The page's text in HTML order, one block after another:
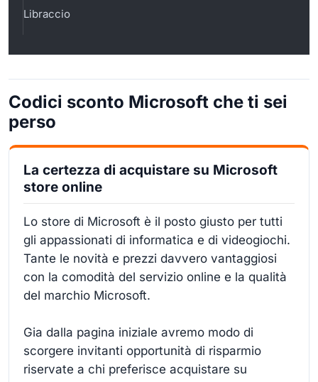
Libraccio
Codici sconto Microsoft che ti sei
perso
La certezza di acquistare su Microsoft
store online
Lo store di Microsoft è il posto giusto per tutti
gli appassionati di informatica e di videogiochi.
Tante le novità e prezzi davvero vantaggiosi
con la comodità del servizio online e la qualità
del marchio Microsoft.
Gia dalla pagina iniziale avremo modo di
scorgere invitanti opportunità di risparmio
riservate a chi preferisce acquistare su